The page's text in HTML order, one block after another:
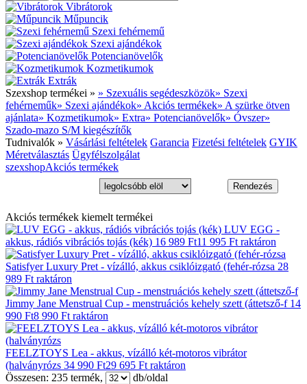
Vibrátorok
Műpuncik
Szexi fehérnemű
Szexi ajándékok
Potencianövelők
Kozmetikumok
Extrák
Szexshop termékei » » Szexuális segédeszközök» Szexi
fehérneműk» Szexi ajándékok» Akciós termékek» A szürke ötven
ajánlata» Kozmetikumok» Extra» Potencianövelők» Óvszer»
Szado-mazo S/M kiegészítők
Tudnivalók » Vásárlási feltételek Garancia Fizetési feltételek GYIK
Méretválasztás Ügyfélszolgálat
szexshopAkciós termékek
Akciós termékek kiemelt termékei
LUV EGG -
akkus, rádiós vibrációs tojás (kék) 16 989 Ft11 995 Ft raktáron
Satisfyer Luxury Pret - vízálló, akkus csiklóizgató (fehér-rózsa 28
989 Ft raktáron
Jimmy Jane Menstrual Cup - menstruációs kehely szett (áttetsző-f 14
990 Ft8 990 Ft raktáron
FEELZTOYS Lea - akkus, vízálló két-motoros vibrátor
(halványrózs 34 990 Ft29 695 Ft raktáron
Összesen: 235 termék,
db/oldal